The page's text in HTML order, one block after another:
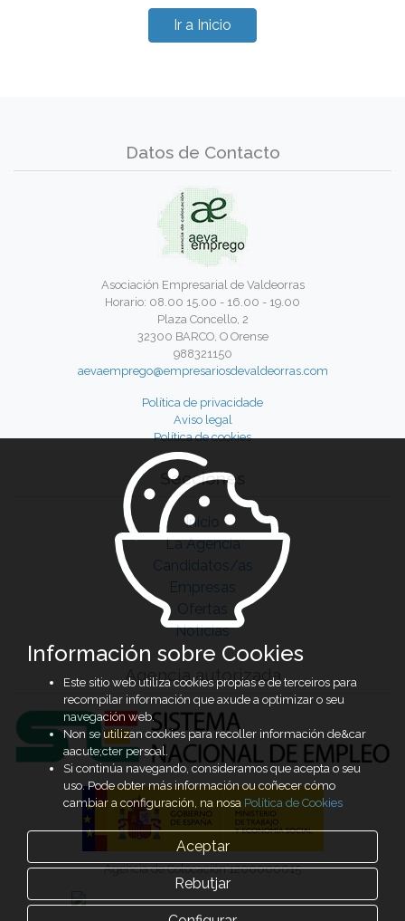
Ir a Inicio
Datos de Contacto
Asociación Empresarial de Valdeorras
Horario: 08.00 15.00 - 16.00 - 19.00
Plaza Concello, 2
32300 BARCO, O Orense
988321150
aevaemprego@empresariosdevaldeorras.com
Política de privacidade
Aviso legal
Política de cookies
Secciones
Inicio
La Agencia
Candidatos/as
Empresas
Ofertas
Noticias
Agencia autorizada
Agencia de Colocación 1200000015
Información sobre Cookies
Este sitio web utiliza cookies propias e de terceiros para
recompilar información que axude a optimizar o seu
navegación web.
Non se utilizan cookies para recoller información de&car
aacute;cter persoal.
Si continúa navegando, consideramos que acepta o seu
uso. Pode obter más información ou coñecer cómo
cambiar a configuración, na nosa Política de Cookies
Aceptar
Rebutjar